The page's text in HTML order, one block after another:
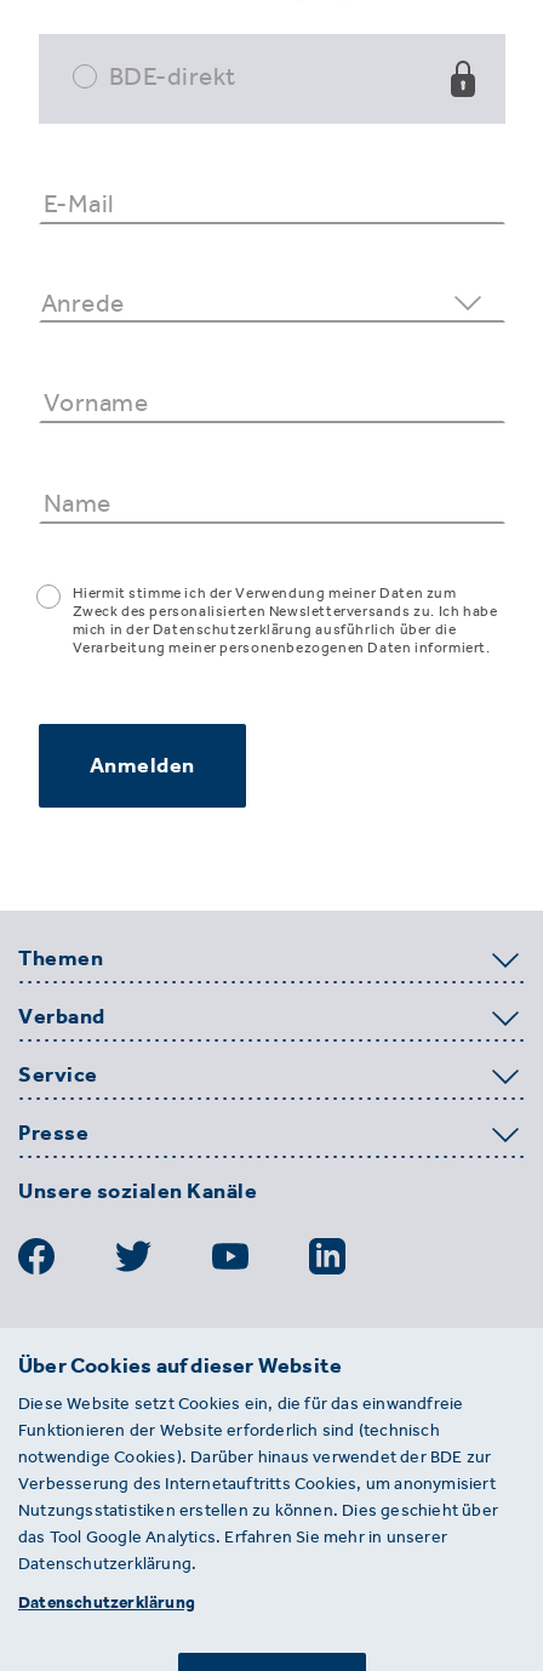
BDE-direkt
Hiermit stimme ich der Verwendung meiner Daten zum
Zweck des personalisierten Newsletterversands zu. Ich habe
mich in der Datenschutzerklärung ausführlich über die
Verarbeitung meiner personenbezogenen Daten informiert.
Anmelden
Themen
Verband
Service
Presse
Unsere sozialen Kanäle
BDE
Entsorgungs-, Wasser- und
Kreislaufwirtschaft e. V.
Von-der-Heydt-Straße 2
D 10785 Berlin
Sie haben einen Fehler auf unserer Website
gefunden? Ihnen ist ein defekter Link
aufgefallen? Wir freuen uns über Ihren
Über Cookies auf dieser Website
Diese Website setzt Cookies ein, die für das einwandfreie
Funktionieren der Website erforderlich sind (technisch
notwendige Cookies). Darüber hinaus verwendet der BDE zur
Verbesserung des Internetauftritts Cookies, um anonymisiert
Nutzungsstatistiken erstellen zu können. Dies geschieht über
das Tool Google Analytics. Erfahren Sie mehr in unserer
Datenschutzerklärung.
Datenschutzerklärung